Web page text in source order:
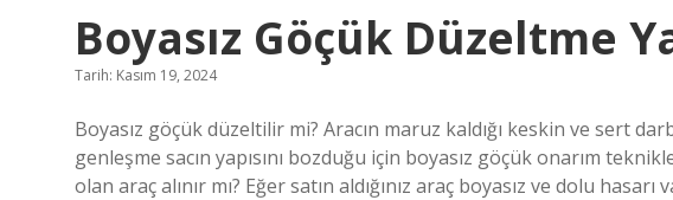
Boyasız Göçük Düzeltme
Tarih: Kasım 19, 2024
Boyasız göçük düzeltilir mi? Aracın maruz kaldığı keskin ve sert
genleşme sacın yapısını bozduğu için boyasız göçük onarım
olan araç alınır mı? Eğer satın aldığınız araç boyasız ve dolu